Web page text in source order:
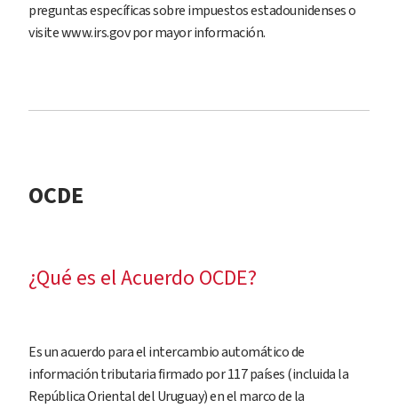
preguntas específicas sobre impuestos estadounidenses o
visite www.irs.gov por mayor información.
OCDE
¿Qué es el Acuerdo OCDE?
Es un acuerdo para el intercambio automático de
información tributaria firmado por 117 países (incluida la
República Oriental del Uruguay) en el marco de la